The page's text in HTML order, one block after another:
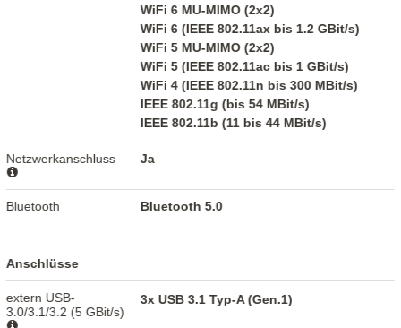
WiFi 6 MU-MIMO (2x2)
WiFi 6 (IEEE 802.11ax bis 1.2 GBit/s)
WiFi 5 MU-MIMO (2x2)
WiFi 5 (IEEE 802.11ac bis 1 GBit/s)
WiFi 4 (IEEE 802.11n bis 300 MBit/s)
IEEE 802.11g (bis 54 MBit/s)
IEEE 802.11b (11 bis 44 MBit/s)
Netzwerkanschluss Ja
Bluetooth Bluetooth 5.0
Anschlüsse
extern USB-
3.0/3.1/3.2 (5 GBit/s)
3x USB 3.1 Typ-A (Gen.1)